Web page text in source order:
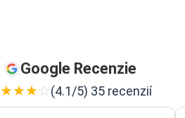
Google Recenzie
★★★☆(4.1/5) 35 recenzií